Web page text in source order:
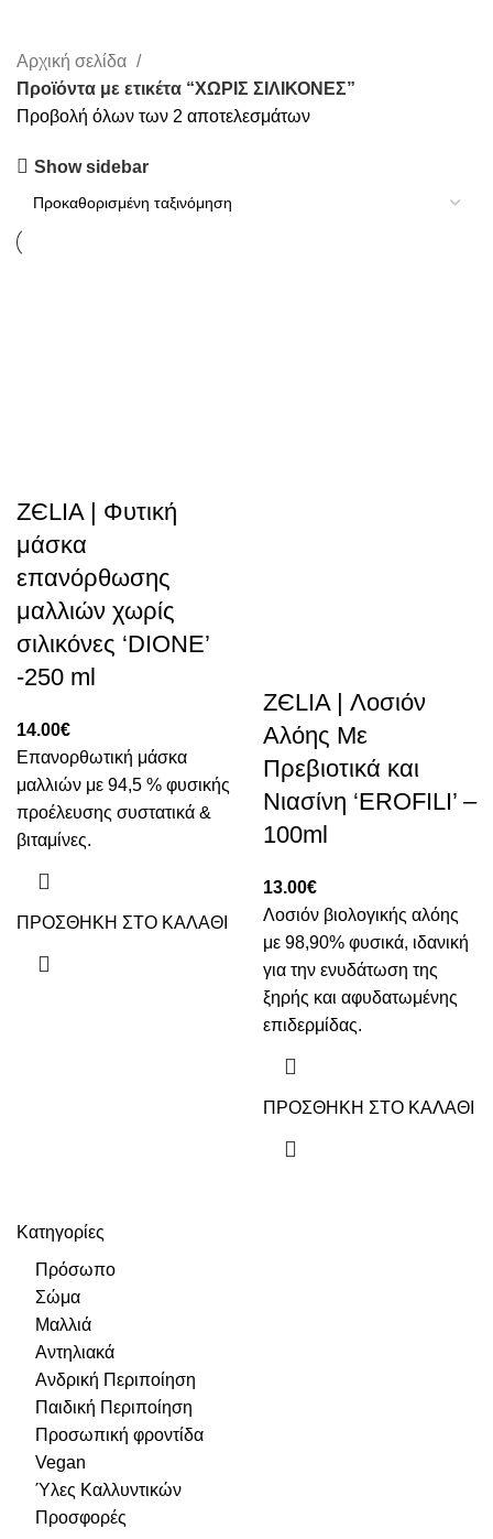
Κατηγορίες
Πρόσωπο
Σώμα
Μαλλιά
Αντηλιακά
Ανδρική Περιποίηση
Παιδική Περιποίηση
Προσωπική φροντίδα
Vegan
Ύλες Καλλυντικών
Προσφορές
Αρχική σελίδα
Προϊόντα με ετικέτα “ΧΩΡΙΣ ΣΙΛΙΚΟΝΕΣ”
Προβολή όλων των 2 αποτελεσμάτων
Show sidebar
ZЄLIA | Φυτική
μάσκα
επανόρθωσης
μαλλιών χωρίς
σιλικόνες ‘DIONE’
-250 ml
14.00€
Επανορθωτική μάσκα
μαλλιών με 94,5 % φυσικής
προέλευσης συστατικά &
βιταμίνες.
ΠΡΟΣΘΗΚΗ ΣΤΟ ΚΑΛΑΘΙ
ZЄLIA | Λοσιόν
Αλόης Με
Πρεβιοτικά και
Νιασίνη ‘EROFILI’ –
100ml
13.00€
Λοσιόν βιολογικής αλόης
με 98,90% φυσικά, ιδανική
για την ενυδάτωση της
ξηρής και αφυδατωμένης
επιδερμίδας.
ΠΡΟΣΘΗΚΗ ΣΤΟ ΚΑΛΑΘΙ